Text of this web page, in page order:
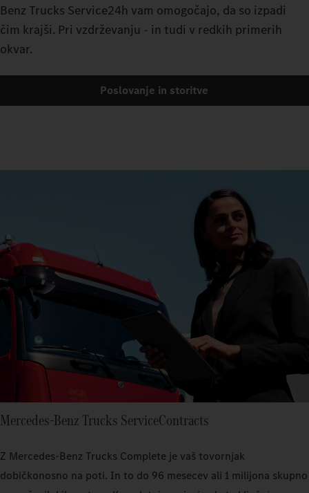
Benz Trucks Service24h vam omogočajo, da so izpadi
čim krajši. Pri vzdrževanju - in tudi v redkih primerih
okvar.
Poslovanje in storitve
Mercedes‑Benz Trucks ServiceContracts
Z Mercedes‑Benz Trucks Complete je vaš tovornjak
dobičkonosno na poti. In to do 96 mesecev ali 1 milijona skupno